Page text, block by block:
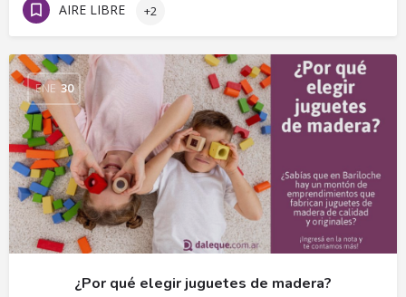
AIRE LIBRE +2
ENE 30
¿Por qué elegir juguetes de madera?